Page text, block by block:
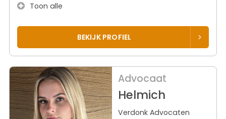
Toon alle
BEKIJK PROFIEL
Advocaat
Helmich
Verdonk Advocaten